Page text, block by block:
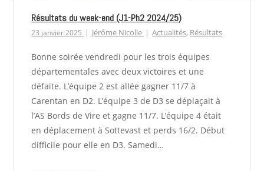
Résultats du week-end (J1-Ph2 2024/25)
23 janvier 2025 Jérôme Nicolle Actualités, Résultats
Bonne soirée vendredi pour les trois équipes
départementales avec deux victoires et une
défaite. L’équipe 2 est allée gagner 11/7 à
Carentan en D2. L’équipe 3 de D3 se déplaçait à
l’AS Bords de Vire et gagne 11/7. L’équipe 4 était
en déplacement à Sottevast et perds 16/2. Début
difficile pour elle en D3. Samedi…